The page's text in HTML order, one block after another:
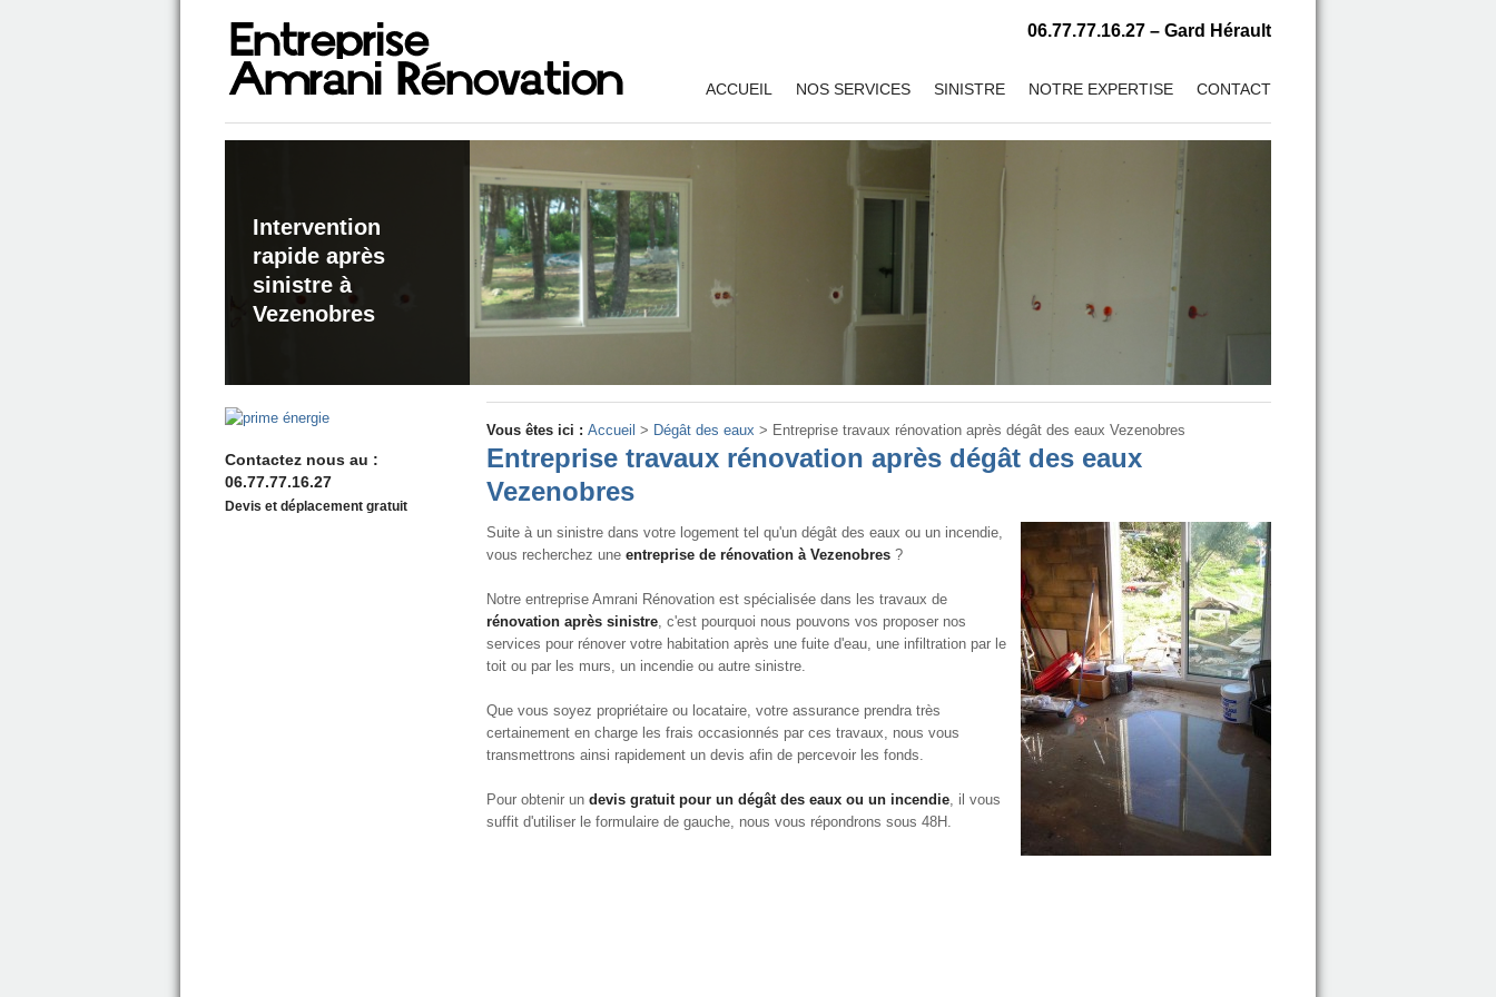
06.77.77.16.27 – Gard Hérault
ACCUEIL NOS SERVICES SINISTRE NOTRE EXPERTISE CONTACT
Intervention
rapide après
sinistre à
Vezenobres
Vous êtes ici : Accueil > Dégât des eaux > Entreprise travaux rénovation après dégât des eaux Vezenobres
Entreprise travaux rénovation après dégât des eaux
Vezenobres
Suite à un sinistre dans votre logement tel qu'un dégât des eaux ou un incendie,
vous recherchez une entreprise de rénovation à Vezenobres ?
Notre entreprise Amrani Rénovation est spécialisée dans les travaux de
rénovation après sinistre, c'est pourquoi nous pouvons vos proposer nos
services pour rénover votre habitation après une fuite d'eau, une infiltration par le
toit ou par les murs, un incendie ou autre sinistre.
Que vous soyez propriétaire ou locataire, votre assurance prendra très
certainement en charge les frais occasionnés par ces travaux, nous vous
transmettrons ainsi rapidement un devis afin de percevoir les fonds.
Pour obtenir un devis gratuit pour un dégât des eaux ou un incendie, il vous
suffit d'utiliser le formulaire de gauche, nous vous répondrons sous 48H.
Contactez nous au :
06.77.77.16.27
Devis et déplacement gratuit